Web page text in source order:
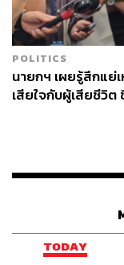
POLITICS
นายกฯ เผยรู้สึกแย่
เสียใจกับผู้เสียชีวิ
TODAY